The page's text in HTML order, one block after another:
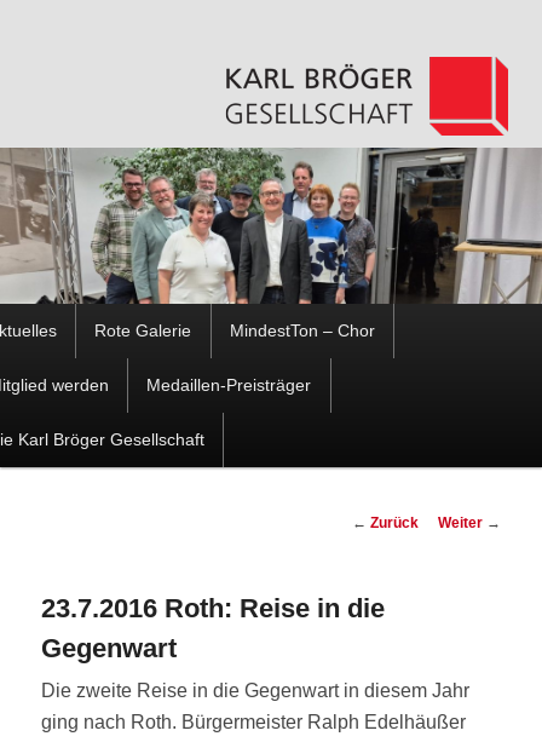
Zum
wechseln
Zum
Inhalt
Rote Galerie MindestTon – Chor
werden Medaillen-Preisträger
Karl Bröger Gesellschaft
Beitragsnavigation
← Zurück Weiter →
23.7.2016 Roth: Reise in die
Gegenwart
Die zweite Reise in die Gegenwart in diesem Jahr
ging nach Roth. Bürgermeister Ralph Edelhäußer